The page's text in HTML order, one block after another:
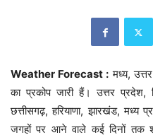
Weather Forecast : मध्य,
का प्रकोप जारी हैं। उत्तर प्रदेश,
छत्तीसगढ़, हरियाणा, झारखंड, मध्य
जगहों पर आने वाले कई दिनों तक